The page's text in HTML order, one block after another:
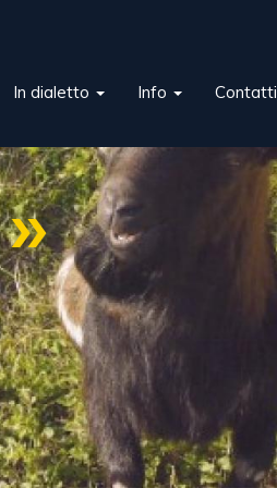
In dialetto Info Contatti